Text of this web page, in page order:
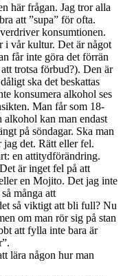
här frågan. Jag tror alla
att ”supa” för ofta.
konsumtionen.
i vår kultur. Det är något
får inte göra det förrän
trotsa förbud?). Den är
ska det beskattas
konsumera alkohol ses
Man får som 18-
kan man endast
på söndagar. Ska man
det. Rätt eller fel.
en attitydförändring.
är inget fel på att
en Mojito. Det jag inte
många att
så viktigt att bli full? Nu
om man rör sig på stan
att fylla inte bara är
lära någon hur man